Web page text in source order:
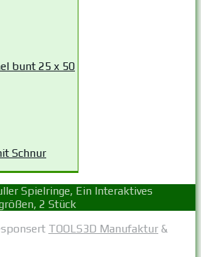
bunt 25 x 50
Schnur
Spielringe, Ein Interaktives
2 Stück
TOOLS3D Manufaktur &